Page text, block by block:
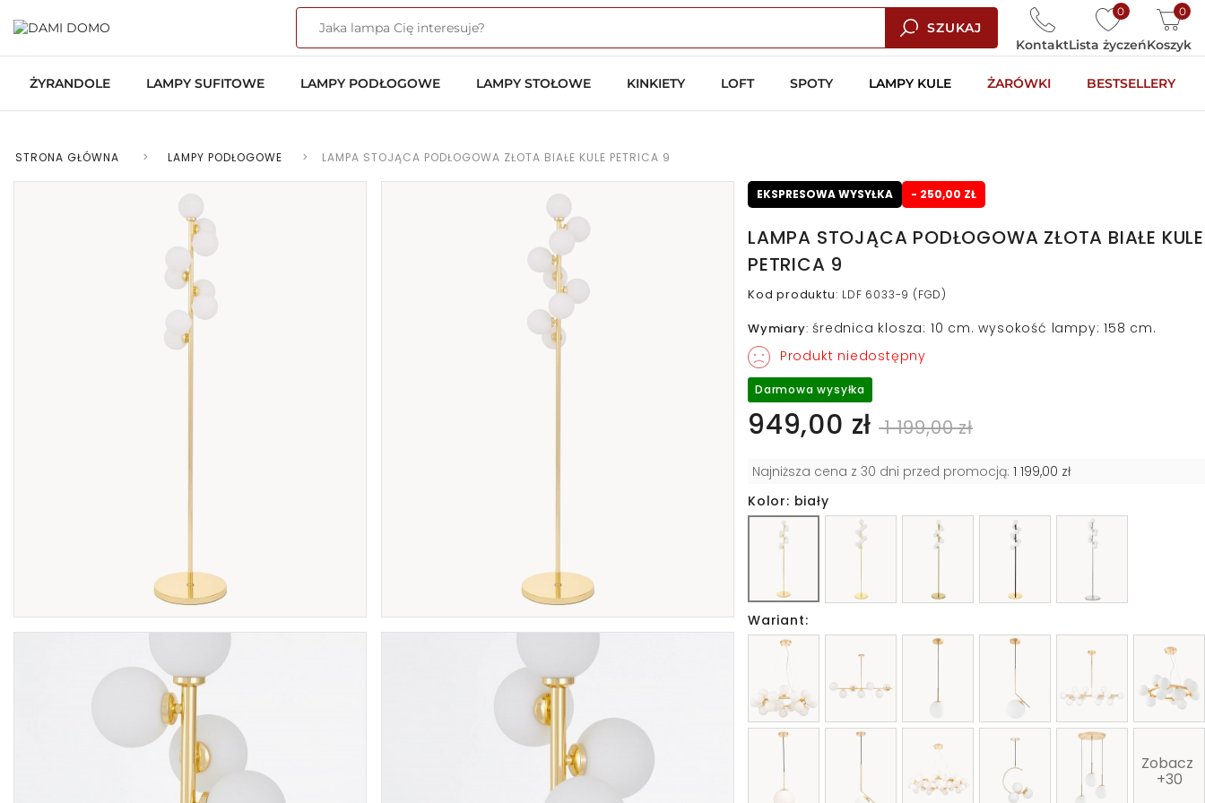
SZUKAJ
0
Lista życzeń
0
Koszyk
Kontakt
ŻYRANDOLE LAMPY SUFITOWE LAMPY PODŁOGOWE LAMPY STOŁOWE KINKIETY LOFT SPOTY LAMPY KULE ŻARÓWKI BESTSELLERY
STRONA GŁÓWNA > LAMPY PODŁOGOWE > LAMPA STOJĄCA PODŁOGOWA ZŁOTA BIAŁE KULE PETRICA 9
EKSPRESOWA WYSYŁKA - 250,00 ZŁ
LAMPA STOJĄCA PODŁOGOWA ZŁOTA BIAŁE KULE
PETRICA 9
Kod produktu: LDF 6033-9 (FGD)
Wymiary: średnica klosza: 10 cm. wysokość lampy: 158 cm.
Produkt niedostępny
Darmowa wysyłka
949,00 zł 1 199,00 zł
Najniższa cena z 30 dni przed promocją: 1 199,00 zł
Kolor: biały
Wariant:
Zobacz
+30